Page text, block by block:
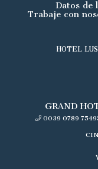
Datos de
Trabaje con
HOTEL
GRAND
0039 0789